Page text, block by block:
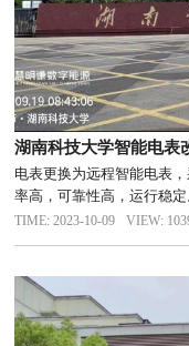
湖南科技大学智能电表
电表更换为远程智能电表
率高，可靠性高，运行稳定
TIME: 2023-10-09 VIEW: